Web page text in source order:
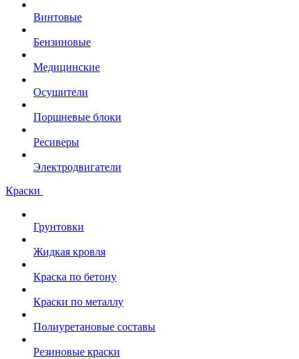
Винтовые
Бензиновые
Медицинские
Осушители
Поршневые блоки
Ресиверы
Электродвигатели
Краски
Грунтовки
Жидкая кровля
Краска по бетону
Краски по металлу
Полиуретановые составы
Резиновые краски